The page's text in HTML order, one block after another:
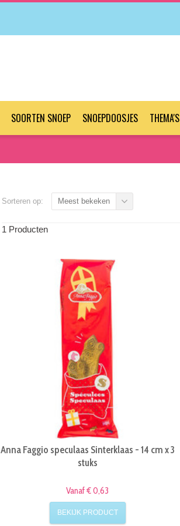
SOORTEN SNOEP SNOEPDOOSJES THEMA'S
Sorteren op: Meest bekeken
1 Producten
Anna Faggio speculaas Sinterklaas - 14 cm x 3
stuks
Vanaf € 0,63
BEKIJK PRODUCT